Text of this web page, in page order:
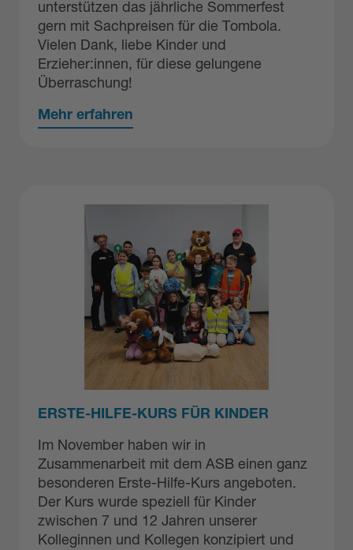
unterstützen das jährliche Sommerfest
gern mit Sachpreisen für die Tombola.
Vielen Dank, liebe Kinder und
Erzieher:innen, für diese gelungene
Überraschung!
Mehr erfahren
ERSTE-HILFE-KURS FÜR KINDER
Im November haben wir in
Zusammenarbeit mit dem ASB einen ganz
besonderen Erste-Hilfe-Kurs angeboten.
Der Kurs wurde speziell für Kinder
zwischen 7 und 12 Jahren unserer
Kolleginnen und Kollegen konzipiert und